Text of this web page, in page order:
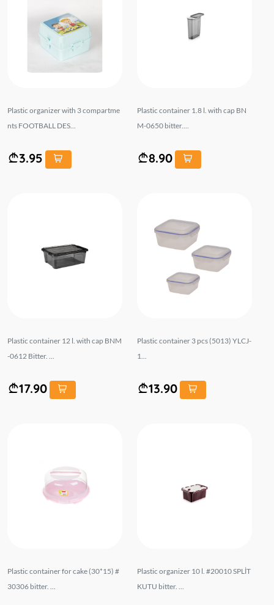
Plastic organizer with 3 compartme
nts FOOTBALL DES...
3.95
Plastic container 1.8 l. with cap BN
M-0650 bitter....
8.90
Plastic container 12 l. with cap BNM
-0612 Bitter. ...
17.90
Plastic container 3 pcs (5013) YLCJ-
1...
13.90
Plastic container for cake (30*15) #
30306 bitter. ...
Plastic organizer 10 l. #20010 SPLİT
KUTU bitter. ...